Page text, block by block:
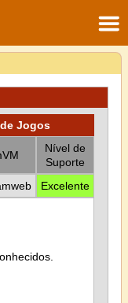
Jogos
Nível de
Suporte
Excelente